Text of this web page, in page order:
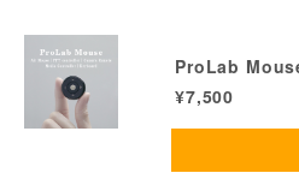
ProLab
¥7,500